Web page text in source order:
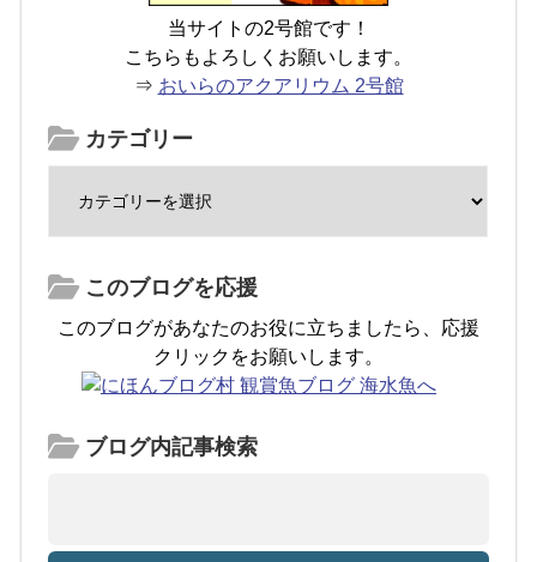
当サイトの2号館です！
こちらもよろしくお願いします。
⇒ おいらのアクアリウム 2号館
カテゴリー
このブログを応援
このブログがあなたのお役に立ちましたら、応援
クリックをお願いします。
ブログ内記事検索